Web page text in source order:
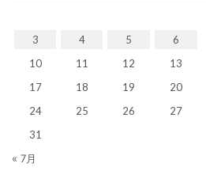
3
4 5 6
10
11 12 13
17
18 19 20
24
25 26 27
31
« 7月